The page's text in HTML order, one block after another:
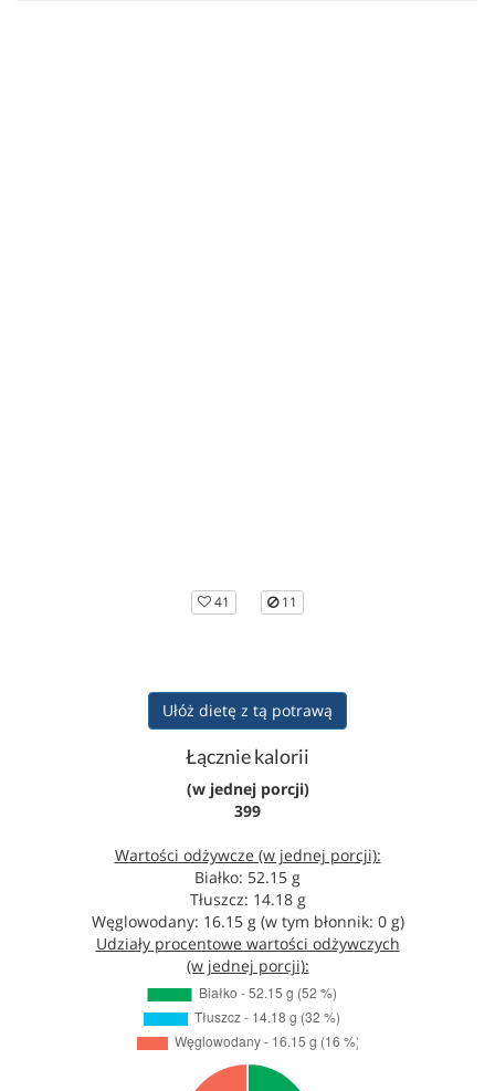
41 11
Ułóż dietę z tą potrawą
Łącznie kalorii
(w jednej porcji)
399
Wartości odżywcze (w jednej porcji):
Białko: 52.15 g
Tłuszcz: 14.18 g
Węglowodany: 16.15 g (w tym błonnik: 0 g)
Udziały procentowe wartości odżywczych
(w jednej porcji):